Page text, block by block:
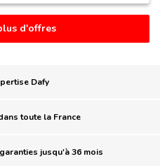
d'offres
Dafy
toute la France
jusqu'à 36 mois